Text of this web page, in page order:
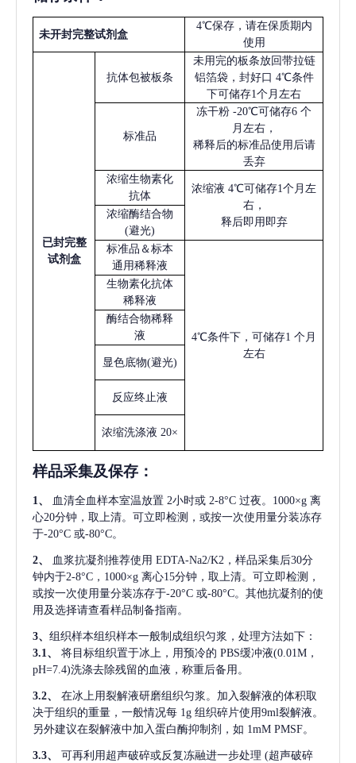
未开封完整试剂盒
4℃保存，请在保质期内
使用
已封完整
试剂盒
抗体包被板条
未用完的板条放回带拉链
铝箔袋，封好口 4℃条件
下可储存1个月左右
标准品
冻干粉 -20℃可储存6 个
月左右，
稀释后的标准品使用后请
丢弃
浓缩生物素化
抗体
浓缩液 4℃可储存1个月左
右，
释后即用即弃
浓缩酶结合物
(避光)
标准品＆标本
通用稀释液
4℃条件下，可储存1 个月
左右
生物素化抗体
稀释液
酶结合物稀释
液
显色底物(避光)
反应终止液
浓缩洗涤液 20×
样品采集及保存 ：
1、 血清全血样本室温放置 2小时或 2-8°C 过夜。1000×g 离
心20分钟，取上清。可立即检测，或按一次使用量分装冻存
于-20°C 或-80°C。
2、 血浆抗凝剂推荐使用 EDTA-Na2/K2，样品采集后30分
钟内于2-8°C，1000×g 离心15分钟，取上清。可立即检测，
或按一次使用量分装冻存于-20°C 或-80°C。其他抗凝剂的使
用及选择请查看样品制备指南。
3、 组织样本组织样本一般制成组织匀浆，处理方法如下：
3.1、
将目标组织置于冰上，用预冷的 PBS缓冲液(0.01M，
pH=7.4)洗涤去除残留的血液，称重后备用。
3.2、
在冰上用裂解液研磨组织匀浆。加入裂解液的体积取
决于组织的重量，一般情况每 1g 组织碎片使用9ml裂解液。
另外建议在裂解液中加入蛋白酶抑制剂，如 1mM PMSF。
3.3、 可再利用超声破碎或反复冻融进一步处理 (超声破碎